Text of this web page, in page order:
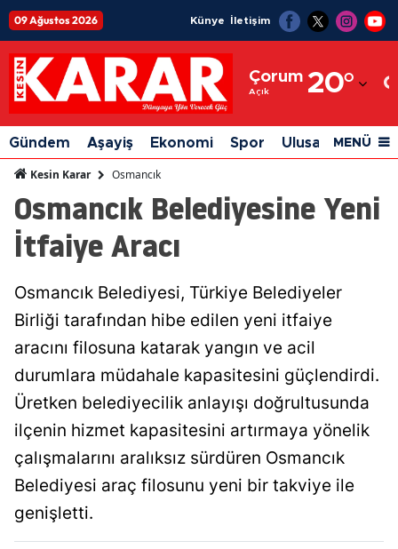
09 Ağustos 2026 Künye İletişim
Çorum
Açık 20°
Adıyaman
Afyonkarahisar
Ağrı
Amasya
Aydın
Balıkesir
Bilecik
Bingöl
Bitlis
Gündem Aşayiş Ekonomi Spor Ulusal Siyaset
MENÜ
Kesin Karar Osmancık
Osmancık Belediyesine Yeni
İtfaiye Aracı
Osmancık Belediyesi, Türkiye Belediyeler
Birliği tarafından hibe edilen yeni itfaiye
aracını filosuna katarak yangın ve acil
durumlara müdahale kapasitesini güçlendirdi.
Üretken belediyecilik anlayışı doğrultusunda
ilçenin hizmet kapasitesini artırmaya yönelik
çalışmalarını aralıksız sürdüren Osmancık
Belediyesi araç filosunu yeni bir takviye ile
genişletti.